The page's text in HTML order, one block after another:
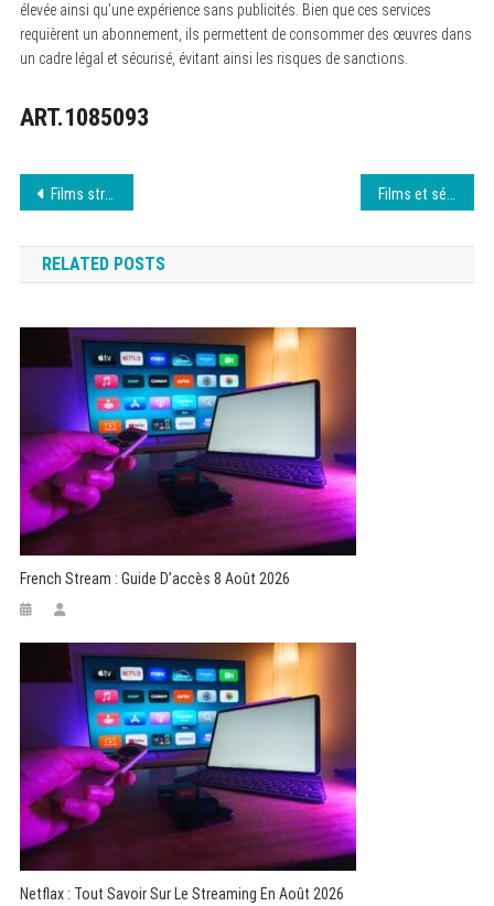
élevée ainsi qu’une expérience sans publicités. Bien que ces services
requièrent un abonnement, ils permettent de consommer des œuvres dans
un cadre légal et sécurisé, évitant ainsi les risques de sanctions.
ART.1085093
Navigation
de
l’article
Films streaming : options gratuites et sécurisées
RELATED POSTS
French Stream : Guide D’accès 8 Août 2026
Netflax : Tout Savoir Sur Le Streaming En Août 2026